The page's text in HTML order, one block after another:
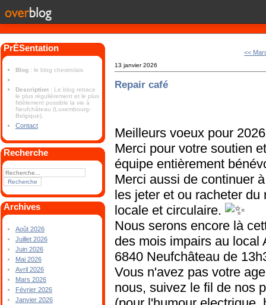
PrÉSentation
Blog : le blog chestrolais
Description : Le blog retrace
le plus régulièrement et le plus
fidèlement possible la vie à
Neufchâteau (Luxembourg-
Belgique).
Contact
Recherche
Archives
Août 2026
Juillet 2026
Juin 2026
Mai 2026
Avril 2026
Mars 2026
Février 2026
Janvier 2026
<<
13 janvier 2026
Repair café
Meilleurs voeux pour
Merci pour votre soutien
équipe entièrement
Merci aussi de continuer
les jeter et ou racheter
locale et circulaire.
Nous serons encore là
des mois impairs au local
6840 Neufchâteau de
Vous n'avez pas votre
nous, suivez le fil de nos